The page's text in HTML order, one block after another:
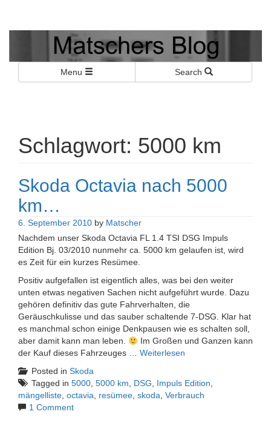
Matschers Blog
Menu Search
Schlagwort: 5000 km
Skoda Octavia nach 5000
km…
6. September 2010 by Matscher
Nachdem unser Skoda Octavia FL 1.4 TSI DSG Impuls
Edition Bj. 03/2010 nunmehr ca. 5000 km gelaufen ist, wird
es Zeit für ein kurzes Resümee.
Positiv aufgefallen ist eigentlich alles, was bei den weiter
unten etwas negativen Sachen nicht aufgeführt wurde. Dazu
gehören definitiv das gute Fahrverhalten, die
Geräuschkulisse und das sauber schaltende 7-DSG. Klar hat
es manchmal schon einige Denkpausen wie es schalten soll,
aber damit kann man leben.
Im Großen und Ganzen kann
der Kauf dieses Fahrzeuges … Weiterlesen
Posted in Skoda
Tagged in 5000, 5000 km, DSG, Impuls Edition,
mängelliste, octavia, resümee, skoda, Verbrauch
1 Comment